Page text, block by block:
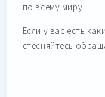
по всему миру.
Если у вас есть
стесняйтесь